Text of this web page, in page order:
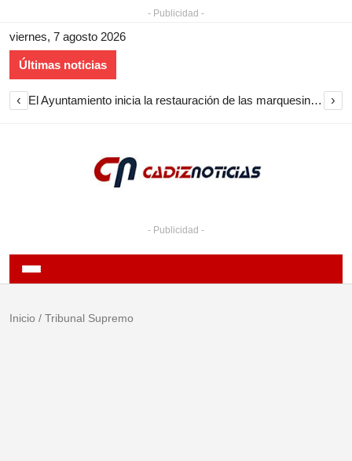
- Publicidad -
viernes, 7 agosto 2026
Últimas noticias
‹ El Ayuntamiento inicia la restauración de las marquesinas de Plaza Esteve para volver a instalarlas en el centro de Jerez ›
- Publicidad -
Inicio / Tribunal Supremo